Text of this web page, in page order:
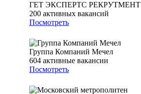
ГЕТ ЭКСПЕРТС РЕКРУТМЕНТ
200 активных вакансий
Посмотреть
Группа Компаний Мечел
604 активные вакансии
Посмотреть